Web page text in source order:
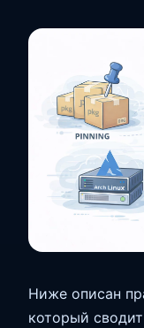
Ниже описан
который